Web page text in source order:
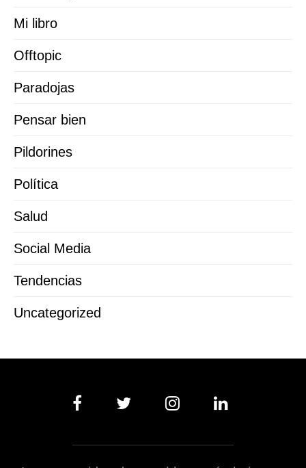
Mi libro
Offtopic
Paradojas
Pensar bien
Pildorines
Política
Salud
Social Media
Tendencias
Uncategorized